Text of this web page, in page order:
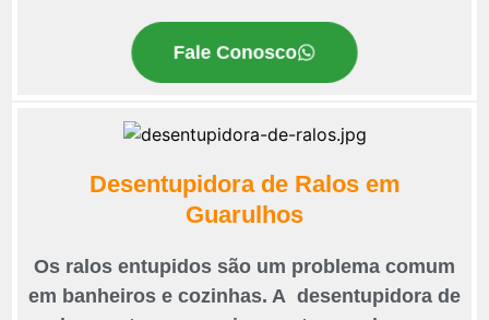
Fale Conosco
Desentupidora de Ralos em
Guarulhos
Os ralos entupidos são um problema comum
em banheiros e cozinhas. A desentupidora de